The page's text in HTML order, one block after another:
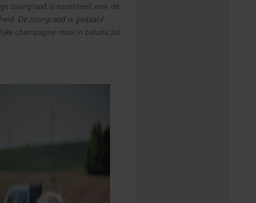
zuurgraad is essentieel voor de
. De zuurgraad is gedaald
champagne mooi in balans zal